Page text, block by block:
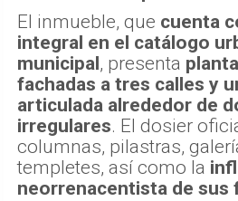
El inmueble, que cuenta
integral en el catálogo
municipal, presenta
fachadas a tres calles y
articulada alrededor de
irregulares. El dosier
columnas, pilastras,
templetes, así como la
neorrenacentista de sus